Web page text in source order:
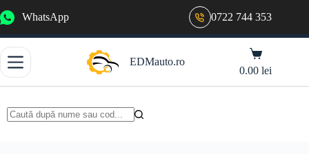
la
WhatsApp 0722 744 353
EDMauto.ro
Coș
de
cumpărături
0.00lei